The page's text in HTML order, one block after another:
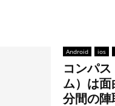
Android ios
コンパ
ム）は面
分間の陣